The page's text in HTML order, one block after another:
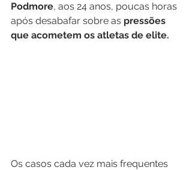
Podmore, aos 24 anos, poucas horas
após desabafar sobre as pressões
que acometem os atletas de elite.
Os casos cada vez mais frequentes